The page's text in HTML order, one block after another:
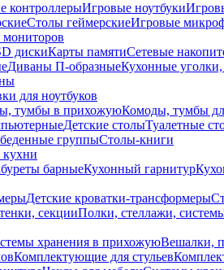
контроллерыИгровые ноутбуки
Столы геймерскиеИгровые
дискиКарты памятиСетевые
Диваны П-образныеКухонные
для ноутбуков
тумбы в прихожуюКомоды, тумбы
Детские столыТуалетные
группыСтолы-книги
барныеКухонный гарнитур
Детские кроватки-трансформеры
секцииПолки, стеллажи,
хранения в прихожуюВешалки,
Комплектующие для стульев